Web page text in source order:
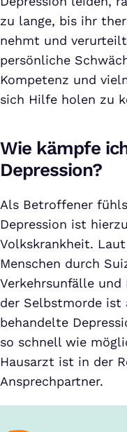
zu lange, bis ihr
nehmt und
persönliche
Kompetenz und
sich Hilfe holen zu
Wie kämpfe
Depression?
Als Betroffener
Depression ist
Volkskrankheit. Laut
Menschen durch
Verkehrsunfälle und
der Selbstmorde ist
behandelte
so schnell wie
Hausarzt ist in der
Ansprechpartner.